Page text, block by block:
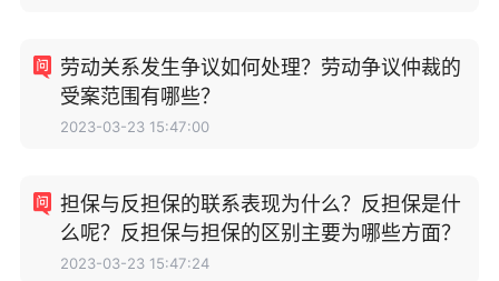
劳动关系发生争议如何处理？劳动争议仲裁的
受案范围有哪些？
2023-03-23 15:47:00
担保与反担保的联系表现为什么？反担保是什
么呢？反担保与担保的区别主要为哪些方面？
2023-03-23 15:47:24